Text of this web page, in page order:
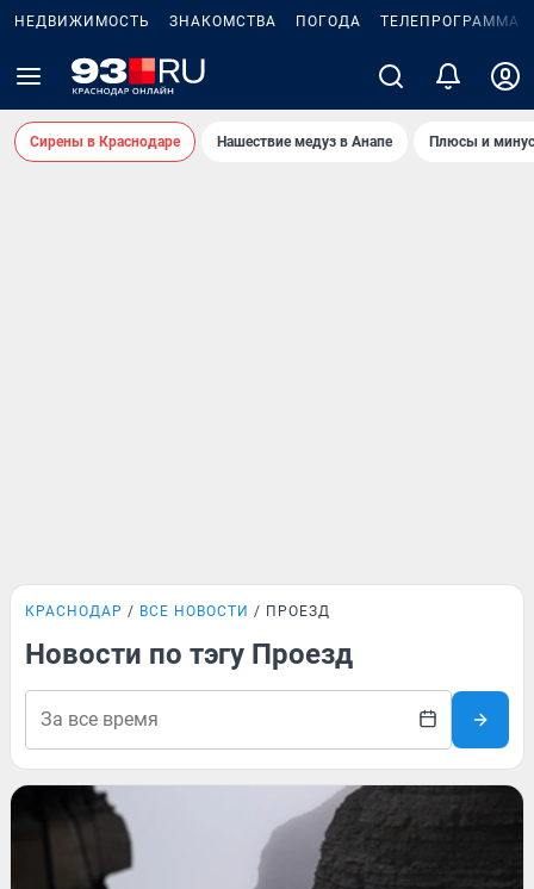
НЕДВИЖИМОСТЬ ЗНАКОМСТВА ПОГОДА ТЕЛЕПРОГРАММА
Сирены в Краснодаре Нашествие медуз в Анапе Плюсы и
КРАСНОДАР ВСЕ НОВОСТИ ПРОЕЗД
Новости по тэгу Проезд